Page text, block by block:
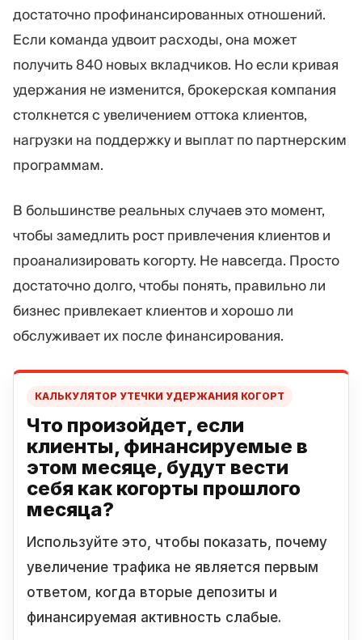
достаточно профинансированных отношений.
Если команда удвоит расходы, она может
получить 840 новых вкладчиков. Но если кривая
удержания не изменится, брокерская компания
столкнется с увеличением оттока клиентов,
нагрузки на поддержку и выплат по партнерским
программам.
В большинстве реальных случаев это момент,
чтобы замедлить рост привлечения клиентов и
проанализировать когорту. Не навсегда. Просто
достаточно долго, чтобы понять, правильно ли
бизнес привлекает клиентов и хорошо ли
обслуживает их после финансирования.
КАЛЬКУЛЯТОР УТЕЧКИ УДЕРЖАНИЯ КОГОРТ
Что произойдет, если
клиенты, финансируемые в
этом месяце, будут вести
себя как когорты прошлого
месяца?
Используйте это, чтобы показать, почему
увеличение трафика не является первым
ответом, когда вторые депозиты и
финансируемая активность слабые.